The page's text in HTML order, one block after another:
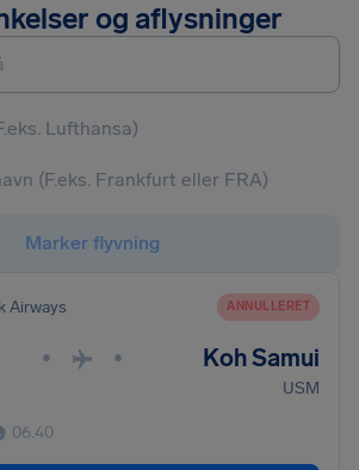
og aflysninger
Marker flyvning
Airways ANNULLERET
• • Koh Samui
USM
06.40